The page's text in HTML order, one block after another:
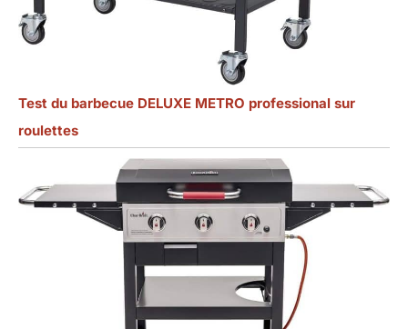
Test du barbecue DELUXE METRO professional sur
roulettes